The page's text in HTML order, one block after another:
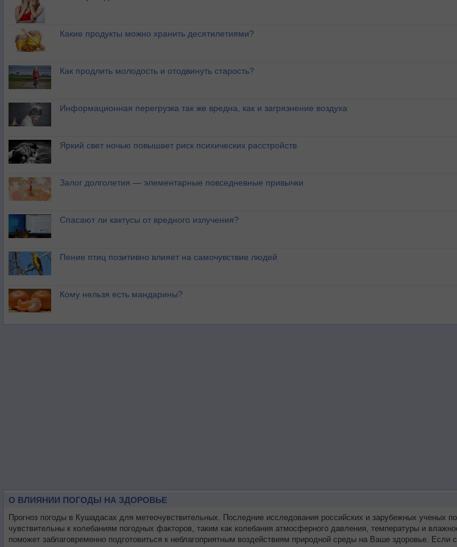
Какие продукты можно хранить десятилетиями?
Как продлить молодость и отодвинуть старость?
Информационная перегрузка так же вредна, как и загрязнение воздуха
Яркий свет ночью повышает риск психических расстройств
Залог долголетия — элементарные повседневные привычки
Спасают ли кактусы от вредного излучения?
Пение птиц позитивно влияет на самочувствие людей
Кому нельзя есть мандарины?
О ВЛИЯНИИ ПОГОДЫ НА ЗДОРОВЬЕ
Прогноз погоды в Кушадасах для метеочувствительных. Последние исследования российских и зарубежных ученых
чувствительны к колебаниям погодных факторов, таким как колебания атмосферного давления, температуры и
поможет заблаговременно подготовиться к неблагоприятным воздействиям природной среды на Ваше здоровье.